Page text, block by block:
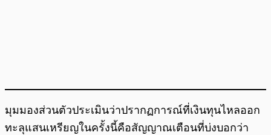
มุมมองส่วนตัวประเมินว่าปรากฏการณ์ที่เงินทุนไหลออก
ทะลุแสนเหรียญในครั้งนี้คือสัญญาณเตือนที่บ่งบอกว่า